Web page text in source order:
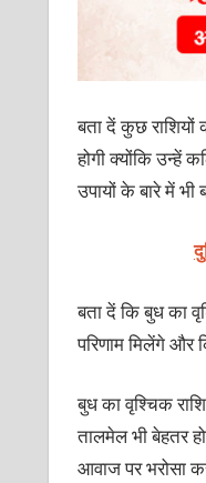
बता दें कुछ
होगी क्योंकि उन्हें
उपायों के बारे में
बता दें कि बुध का
परिणाम मिलेंगे और
बुध का वृश्चिक
तालमेल भी बेहतर
आवाज पर भरोसा